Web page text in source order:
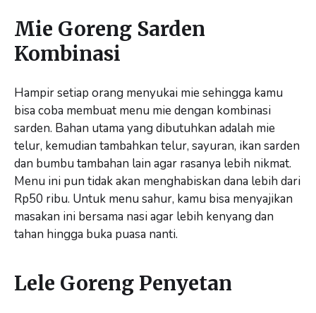
Mie Goreng Sarden
Kombinasi
Hampir setiap orang menyukai mie sehingga kamu
bisa coba membuat menu mie dengan kombinasi
sarden. Bahan utama yang dibutuhkan adalah mie
telur, kemudian tambahkan telur, sayuran, ikan sarden
dan bumbu tambahan lain agar rasanya lebih nikmat.
Menu ini pun tidak akan menghabiskan dana lebih dari
Rp50 ribu. Untuk menu sahur, kamu bisa menyajikan
masakan ini bersama nasi agar lebih kenyang dan
tahan hingga buka puasa nanti.
Lele Goreng Penyetan